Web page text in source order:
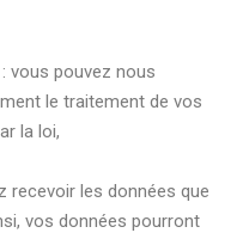
vous pouvez nous
le traitement de vos
la loi,
recevoir les données que
vos données pourront